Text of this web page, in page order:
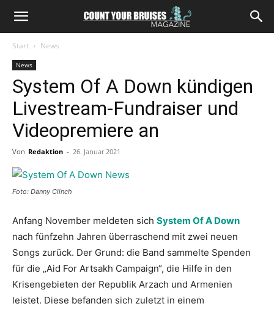
Start News
News
System Of A Down kündigen
Livestream-Fundraiser und
Videopremiere an
Von Redaktion - 26. Januar 2021
Foto: Danny Clinch
Anfang November meldeten sich System Of A Down
nach fünfzehn Jahren überraschend mit zwei neuen
Songs zurück. Der Grund: die Band sammelte Spenden
für die „Aid For Artsakh Campaign“, die Hilfe in den
Krisengebieten der Republik Arzach und Armenien
leistet. Diese befanden sich zuletzt in einem